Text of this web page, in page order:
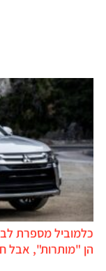
מספרת
"מותרות", אבל